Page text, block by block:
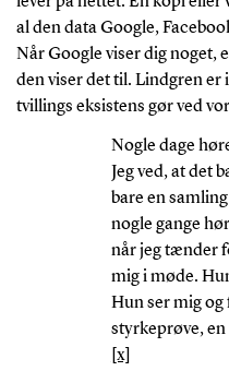
al den data Google,
Når Google viser dig noget,
den viser det til. Lindgren er
tvillings eksistens gør ved
Nogle dage
Jeg ved, at det
bare en
nogle gange
når jeg tænder
mig i møde.
Hun ser mig og
styrkeprøve,
[x]